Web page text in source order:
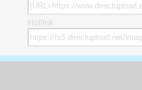
Hotlink